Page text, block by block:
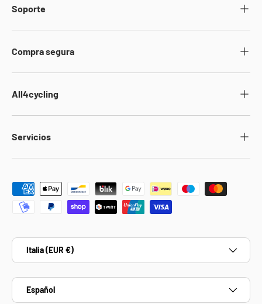
Soporte
Compra segura
All4cycling
Servicios
Formas de pago aceptadas
País/Región
Italia (EUR €)
Idioma
Español